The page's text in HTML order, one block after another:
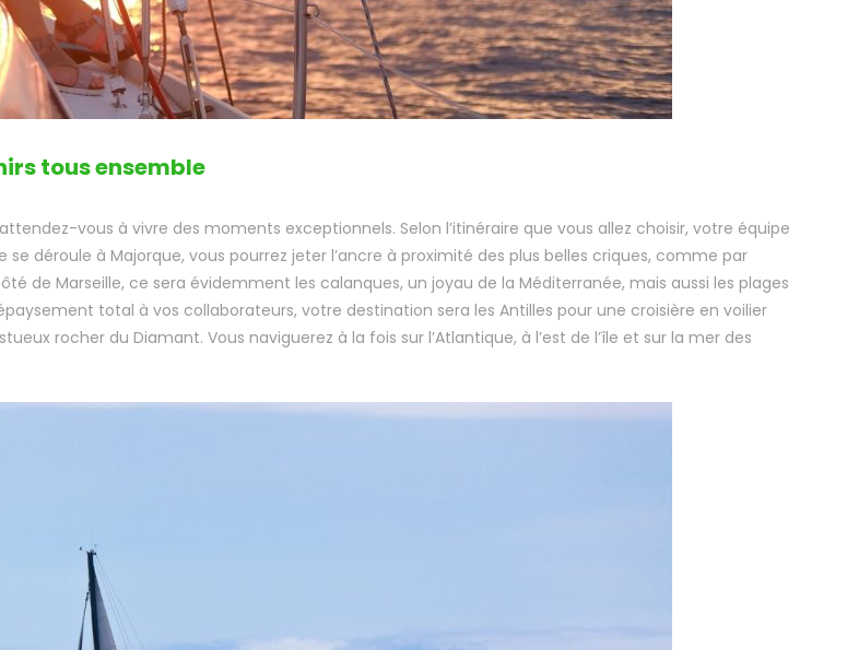
tous ensemble
vous à vivre des moments exceptionnels. Selon l’itinéraire que vous allez choisir, votre équipe
déroule à Majorque, vous pourrez jeter l’ancre à proximité des plus belles criques, comme par
de Marseille, ce sera évidemment les calanques, un joyau de la Méditerranée, mais aussi les plages
total à vos collaborateurs, votre destination sera les Antilles pour une croisière en voilier
rocher du Diamant. Vous naviguerez à la fois sur l’Atlantique, à l’est de l’île et sur la mer des